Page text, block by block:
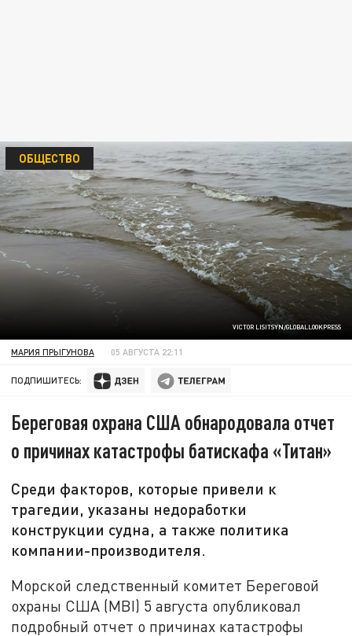
VICTOR LISITSYN/GLOBALLOOKPRESS
ОБЩЕСТВО
МАРИЯ ПРЫГУНОВА 05 АВГУСТА 22:11
ПОДПИШИТЕСЬ:
Береговая охрана США обнародовала отчет
о причинах катастрофы батискафа «Титан»
Среди факторов, которые привели к
трагедии, указаны недоработки
конструкции судна, а также политика
компании-производителя.
Морской следственный комитет Береговой
охраны США (MBI) 5 августа опубликовал
подробный отчет о причинах катастрофы